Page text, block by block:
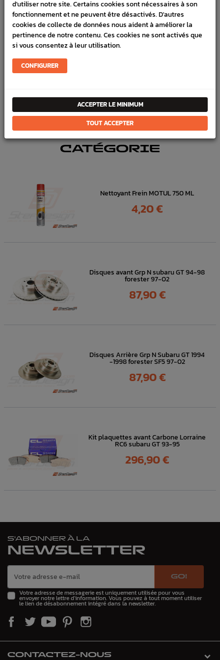
SCHÉMA CONSTRUCTEUR
Marque :SUBARU
FICHE TECHNIQUE
DANSLA MÊME
CATÉGORIE
Nettoyant Frein MOTUL 750 ML
Prix
4,20 €
Disques avant Grp N subaru GT 94-98
forester 97-02
Prix
87,90 €
Disques Arrière Grp N Subaru GT 1994
-1998 forester SF5 97-02
Prix
87,90 €
Kit plaquettes avant Carbone Lorraine
RC6 subaru GT 93-95
Prix
296,90 €
S'ABONNER À LA
NEWSLETTER
GO!
Votre adresse de messagerie est uniquement utilisée pour vous
envoyer notre lettre d'information. Vous pouvez à tout moment utiliser
le lien de désabonnement intégré dans la newsletter.
CONTACTEZ-NOUS
d'utiliser notre site. Certains cookies sont nécessaires à son
fonctionnement et ne peuvent être désactivés. D'autres
cookies de collecte de données nous aident à améliorer la
pertinence de notre contenu. Ces cookies ne sont activés que
si vous consentez à leur utilisation.
CONFIGURER
ACCEPTER LE MINIMUM
TOUT ACCEPTER